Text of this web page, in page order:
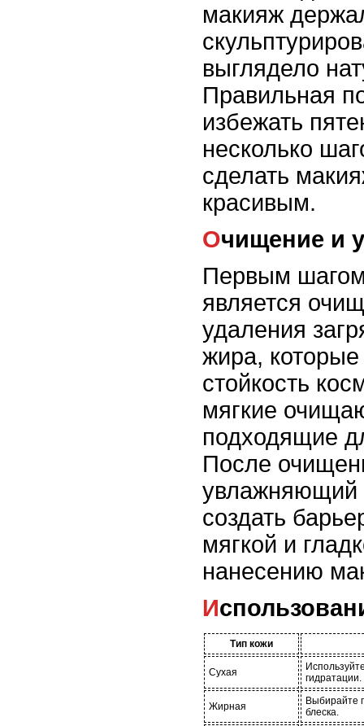
макияж
выглядело
Правильная
избежать
несколько
сделать
красивым.
Очищение и
Первым шагом
является
удаления
жира, которые
стойкость
мягкие
подходящие
После
увлажняющий
создать
мягкой и
нанесению
Тип кожи
Сухая
гидратации.
Жирная
Выбирайте
блеска.